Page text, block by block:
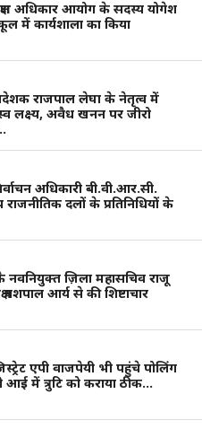
अधिकार आयोग के सदस्य योगेश
में कार्यशाला का किया
राजपाल लेघा के नेतृत्व में
लक्ष्य, अवैध खनन पर जीरो
अधिकारी बी.वी.आर.सी.
राजनीतिक दलों के प्रतिनिधियों के
के नवनियुक्त ज़िला महासचिव राजू
यशपाल आर्य से की शिष्टाचार
एपी वाजपेयी भी पहुंचे पोलिंग
आई में त्रुटि को कराया ठीक…